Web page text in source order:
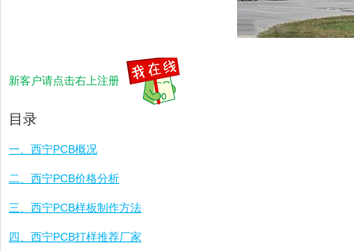
新客户请点击右上注册
目录
一、西宁PCB概况
二、西宁PCB价格分析
三、西宁PCB样板制作方法
四、西宁PCB打样推荐厂家